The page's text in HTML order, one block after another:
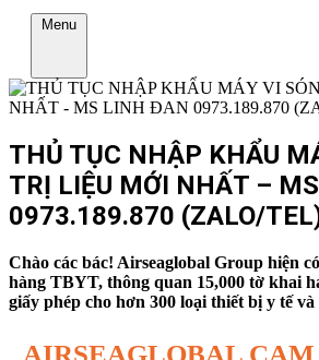
Menu
THỦ TỤC NHẬP KHẨU
TRỊ LIỆU MỚI NHẤT –
0973.189.870 (ZALO/
Chào các bác! Airseaglobal Group hiện
hàng TBYT, thông quan 15,000 tờ khai
giấy phép cho hơn 300 loại thiết bị y tế
AIRSEAGLOBAL